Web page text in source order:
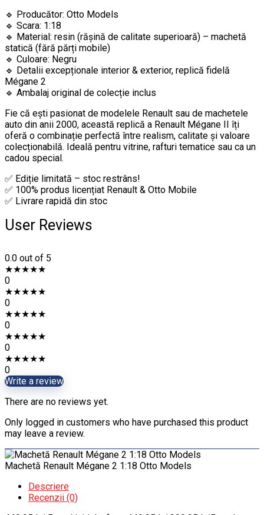
🔹 Producător: Otto Models
🔹 Scara: 1:18
🔹 Material: resin (rășină de calitate superioară) – machetă
statică (fără părți mobile)
🔹 Culoare: Negru
🔹 Detalii excepționale interior & exterior, replică fidelă
Mégane 2
🔹 Ambalaj original de colecție inclus
Fie că ești pasionat de modelele Renault sau de machetele
auto din anii 2000, această replică a Renault Mégane II îți
oferă o combinație perfectă între realism, calitate și valoare
colecționabilă. Ideală pentru vitrine, rafturi tematice sau ca un
cadou special.
✅ Ediție limitată – stoc restrâns!
✅ 100% produs licențiat Renault & Otto Mobile
✅ Livrare rapidă din stoc
User Reviews
0.0 out of 5
★★★★★
0
★★★★★
0
★★★★★
0
★★★★★
0
★★★★★
0
Write a review
There are no reviews yet.
Only logged in customers who have purchased this product
may leave a review.
Machetă Renault Mégane 2 1:18 Otto Models
Descriere
Recenzii (0)